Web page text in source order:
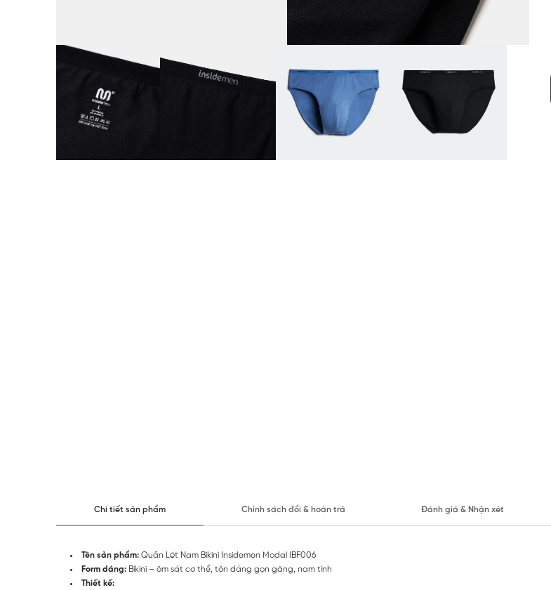
Chi tiết sản phẩm Chính sách đổi & hoàn trả Đánh giá & Nhận xét
Tên sản phẩm: Quần Lót Nam Bikini Insidemen Modal IBF006
Form dáng: Bikini – ôm sát cơ thể, tôn dáng gọn gàng, nam tính
Thiết kế: